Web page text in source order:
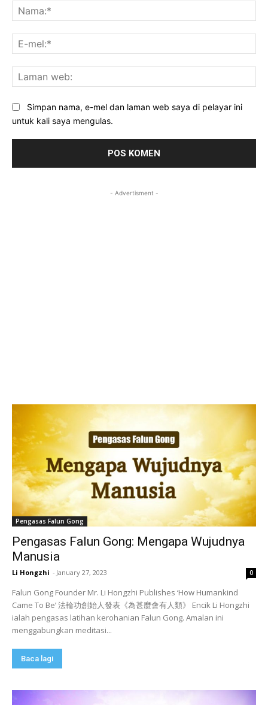
Simpan nama, e-mel dan laman web saya di pelayar ini
untuk kali saya mengulas.
- Advertisment -
Pengasas Falun Gong
Pengasas Falun Gong: Mengapa Wujudnya
Manusia
Li Hongzhi - January 27, 2023 0
Falun Gong Founder Mr. Li Hongzhi Publishes ‘How Humankind
Came To Be’ 法輪功創始人發表《為甚麼會有人類》 Encik Li Hongzhi
ialah pengasas latihan kerohanian Falun Gong. Amalan ini
menggabungkan meditasi...
Baca lagi